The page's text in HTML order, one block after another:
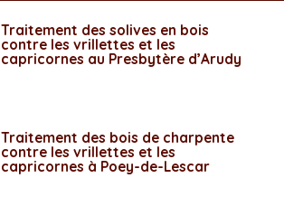
Traitement des solives en bois
contre les vrillettes et les
capricornes au Presbytère d’Arudy
Traitement des bois de charpente
contre les vrillettes et les
capricornes à Poey-de-Lescar